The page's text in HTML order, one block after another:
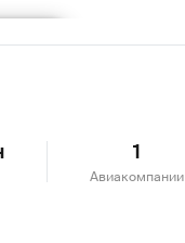
1
Авиакомпании